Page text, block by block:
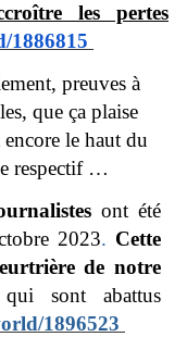
les pertes
1886815
preuves à
que ça plaise
le haut du
respectif …
ont été
2023. Cette
de notre
qui sont abattus
1896523